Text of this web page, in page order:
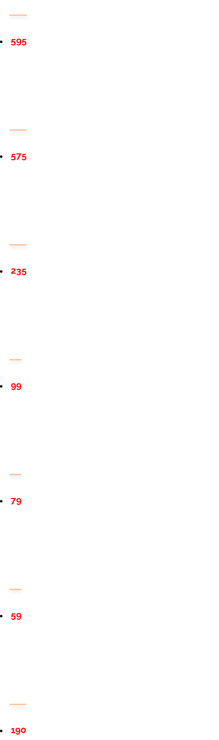
595
575
235
99
79
59
190